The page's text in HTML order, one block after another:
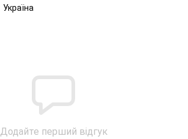
Україна
Додайте перший відгук